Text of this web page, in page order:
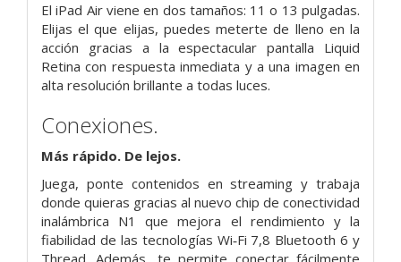
El iPad Air viene en dos tamaños: 11 o 13 pulgadas.
Elijas el que elijas, puedes meterte de lleno en la
acción gracias a la espectacular pantalla Liquid
Retina con respuesta inmediata y a una imagen en
alta resolución brillante a todas luces.
Conexiones.
Más rápido. De lejos.
Juega, ponte contenidos en streaming y trabaja
donde quieras gracias al nuevo chip de conectividad
inalámbrica N1 que mejora el rendi­miento y la
fiabilidad de las tecnologías Wi‑Fi 7,8 Bluetooth 6 y